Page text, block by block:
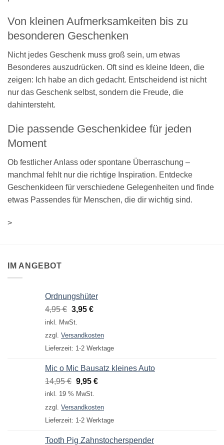
Von kleinen Aufmerksamkeiten bis zu
besonderen Geschenken
Nicht jedes Geschenk muss groß sein, um etwas
Besonderes auszudrücken. Oft sind es kleine Ideen, die
zeigen: Ich habe an dich gedacht. Entscheidend ist nicht
nur das Geschenk selbst, sondern die Freude, die
dahintersteht.
Die passende Geschenkidee für jeden
Moment
Ob festlicher Anlass oder spontane Überraschung –
manchmal fehlt nur die richtige Inspiration. Entdecke
Geschenkideen für verschiedene Gelegenheiten und finde
etwas Passendes für Menschen, die dir wichtig sind.
>
IM ANGEBOT
Ordnungshüter
4,95€ Ursprünglicher
Preis
4,95 €
3,95 €Aktueller
3,95 €.
inkl. MwSt.
zzgl. Versandkosten
Lieferzeit: 1-2 Werktage
Mic o Mic Bausatz kleines Auto
14,95€ Ursprünglicher
Preis
14,95 €
9,95 €Aktueller
9,95 €.
inkl. 19 % MwSt.
zzgl. Versandkosten
Lieferzeit: 1-2 Werktage
Tooth Pig Zahnstocherspender